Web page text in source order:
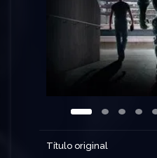
robot desechado y, al
boxeador, decide
Título original